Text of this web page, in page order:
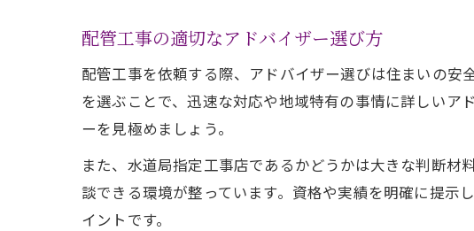
配管工事の適切なアドバイザー選び方
配管工事を依頼する際、アドバイザー選びは住まいの
を選ぶことで、迅速な対応や地域特有の事情に詳しい
ーを見極めましょう。
また、水道局指定工事店であるかどうかは大きな判断
談できる環境が整っています。資格や実績を明確に提示
イントです。